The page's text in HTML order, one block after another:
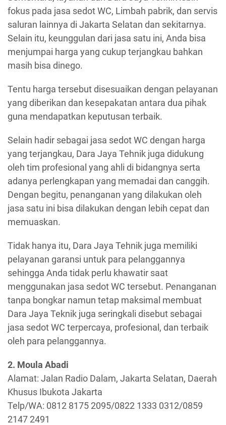
fokus pada jasa sedot WC, Limbah pabrik, dan servis
saluran lainnya di Jakarta Selatan dan sekitarnya.
Selain itu, keunggulan dari jasa satu ini, Anda bisa
menjumpai harga yang cukup terjangkau bahkan
masih bisa dinego.
Tentu harga tersebut disesuaikan dengan pelayanan
yang diberikan dan kesepakatan antara dua pihak
guna mendapatkan keputusan terbaik.
Selain hadir sebagai jasa sedot WC dengan harga
yang terjangkau, Dara Jaya Tehnik juga didukung
oleh tim profesional yang ahli di bidangnya serta
adanya perlengkapan yang memadai dan canggih.
Dengan begitu, penanganan yang dilakukan oleh
jasa satu ini bisa dilakukan dengan lebih cepat dan
memuaskan.
Tidak hanya itu, Dara Jaya Tehnik juga memiliki
pelayanan garansi untuk para pelanggannya
sehingga Anda tidak perlu khawatir saat
menggunakan jasa sedot WC tersebut. Penanganan
tanpa bongkar namun tetap maksimal membuat
Dara Jaya Teknik juga seringkali disebut sebagai
jasa sedot WC terpercaya, profesional, dan terbaik
oleh para pelanggannya.
2. Moula Abadi
Alamat: Jalan Radio Dalam, Jakarta Selatan, Daerah
Khusus Ibukota Jakarta
Telp/WA: 0812 8175 2095/0822 1333 0312/0859
2147 2491